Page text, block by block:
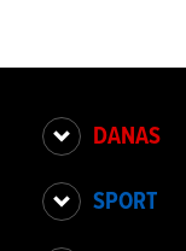
DANAS
SPORT